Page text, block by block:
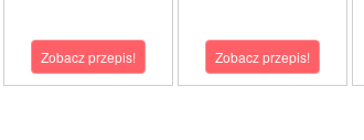
Zobacz przepis! Zobacz przepis!